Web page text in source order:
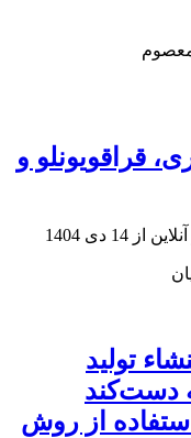
قراقویونلو و
از 14 دی 1404
تولید
دست‌کند
از روش